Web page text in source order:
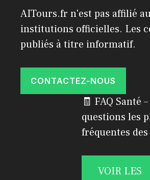
AITours.fr n'est pas affilié
institutions officielles. Les
publiés à titre informatif.
CONTACTEZ-NOUS
🧾 FAQ Santé
questions les
fréquentes
VOIR LES